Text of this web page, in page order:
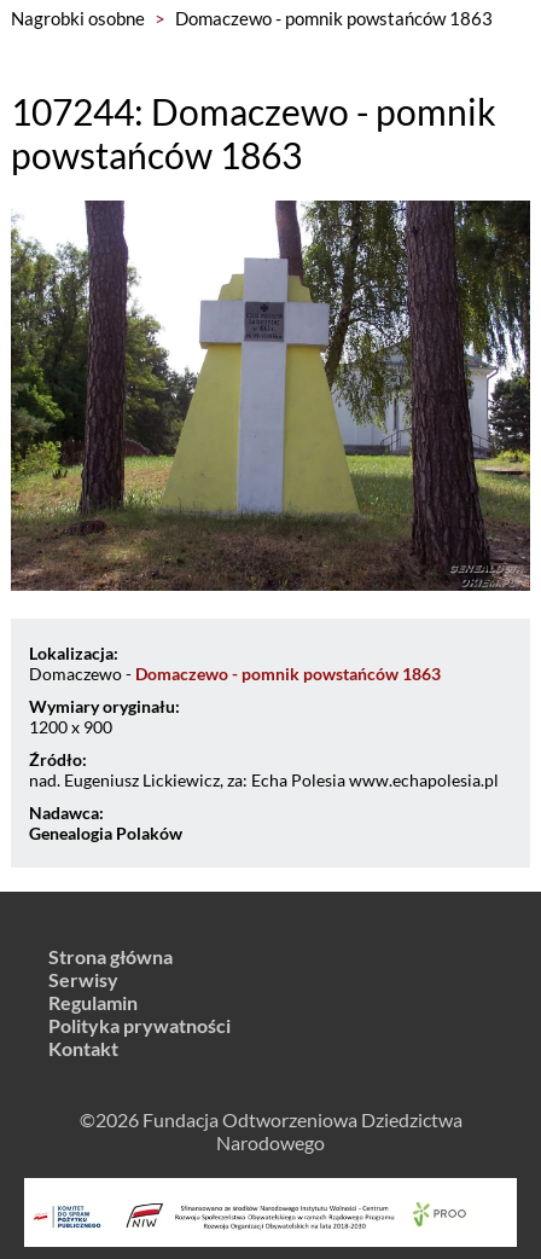
Nagrobki osobne > Domaczewo - pomnik powstańców 1863
107244: Domaczewo - pomnik
powstańców 1863
Lokalizacja:
Domaczewo - Domaczewo - pomnik powstańców 1863
Wymiary oryginału:
1200 x 900
Źródło:
nad. Eugeniusz Lickiewicz, za: Echa Polesia www.echapolesia.pl
Nadawca:
Genealogia Polaków
Strona główna
Serwisy
Regulamin
Polityka prywatności
Kontakt
©2026 Fundacja Odtworzeniowa Dziedzictwa
Narodowego